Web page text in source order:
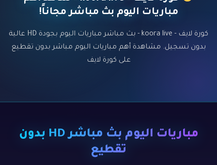
مباريات اليوم بث مباشر مجاناً!
كورة لايف - koora live - بث مباشر مباريات اليوم بجودة HD عالية
بدون تسجيل. مشاهدة أهم مباريات اليوم مباشر بدون تقطيع
على كورة لايف
مباريات اليوم بث مباشر HD بدون
تقطيع